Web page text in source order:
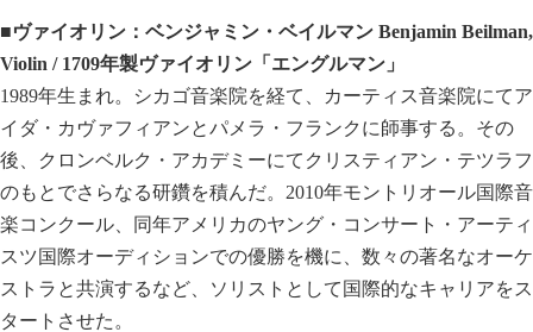
■ヴァイオリン：ベンジャミン・ベイルマン Benjamin Beilman,
Violin / 1709年製ヴァイオリン「エングルマン」
1989年生まれ。シカゴ音楽院を経て、カーティス音楽院にてア
イダ・カヴァフィアンとパメラ・フランクに師事する。その
後、クロンベルク・アカデミーにてクリスティアン・テツラフ
のもとでさらなる研鑽を積んだ。2010年モントリオール国際音
楽コンクール、同年アメリカのヤング・コンサート・アーティ
スツ国際オーディションでの優勝を機に、数々の著名なオーケ
ストラと共演するなど、ソリストとして国際的なキャリアをス
タートさせた。